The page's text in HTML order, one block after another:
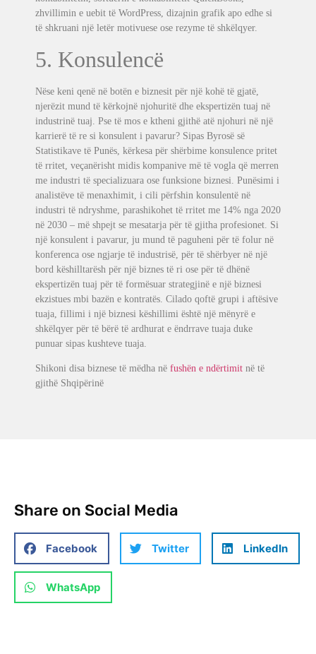
zhvillimin e uebit të WordPress, dizajnin grafik apo edhe si
të shkruani një letër motivuese ose rezyme të shkëlqyer.
5. Konsulencë
Nëse keni qenë në botën e biznesit për një kohë të gjatë,
njerëzit mund të kërkojnë njohuritë dhe ekspertizën tuaj në
industrinë tuaj. Pse të mos e ktheni gjithë atë njohuri në një
karrierë të re si konsulent i pavarur? Sipas Byrosë së
Statistikave të Punës, kërkesa për shërbime konsulence pritet
të rritet, veçanërisht midis kompanive më të vogla që merren
me industri të specializuara ose funksione biznesi. Punësimi i
analistëve të menaxhimit, i cili përfshin konsulentë në
industri të ndryshme, parashikohet të rritet me 14% nga 2020
në 2030 – më shpejt se mesatarja për të gjitha profesionet. Si
një konsulent i pavarur, ju mund të paguheni për të folur në
konferenca ose ngjarje të industrisë, për të shërbyer në një
bord këshilltarësh për një biznes të ri ose për të dhënë
ekspertizën tuaj për të formësuar strategjinë e një biznesi
ekzistues mbi bazën e kontratës. Cilado qoftë grupi i aftësive
tuaja, fillimi i një biznesi këshillimi është një mënyrë e
shkëlqyer për të bërë të ardhurat e ëndrrave tuaja duke
punuar sipas kushteve tuaja.
Shikoni disa biznese të mëdha në fushën e ndërtimit në të
gjithë Shqipërinë
Share on Social Media
Facebook Twitter LinkedIn
WhatsApp